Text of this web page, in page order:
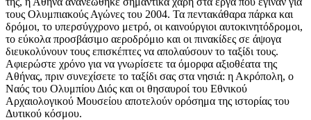
τους Ολυμπιακούς Αγώνες του 2004. Τα πεντακάθαρα πάρκα και
δρόμοι, το υπερσύγχρονο μετρό, οι καινούργιοι αυτοκινητόδρομοι,
το εύκολα προσβάσιμο αεροδρόμιο και οι πινακίδες σε άψογα
διευκολύνουν τους επισκέπτες να απολαύσουν το ταξίδι τους.
Αφιερώστε χρόνο για να γνωρίσετε τα όμορφα αξιοθέατα της
Αθήνας, πριν συνεχίσετε το ταξίδι σας στα νησιά: η Ακρόπολη, ο
Ναός του Ολυμπίου Διός και οι θησαυροί του Εθνικού
Αρχαιολογικού Μουσείου αποτελούν ορόσημα της ιστορίας του
Δυτικού κόσμου.